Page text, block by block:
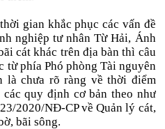
gian khắc phục các vấn đề
nghiệp tư nhân Từ Hải, Ánh
cát khác trên địa bàn thì câu
từ phía Phó phòng Tài nguyên
là chưa rõ ràng về thời điểm
quy định cơ bản theo như
2020/NĐ-CP về Quản lý cát,
bãi sông.